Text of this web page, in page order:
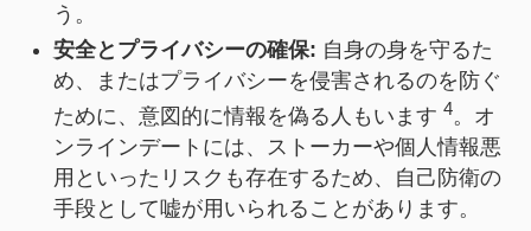
う。
安全とプライバシーの確保: 自身の身を守るた
め、またはプライバシーを侵害されるのを防ぐ
ために、意図的に情報を偽る人もいます 4。オ
ンラインデートには、ストーカーや個人情報悪
用といったリスクも存在するため、自己防衛の
手段として嘘が用いられることがあります。